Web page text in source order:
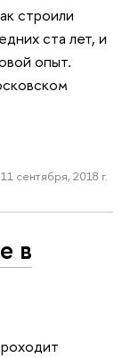
строили
ста лет, и
опыт.
11 сентября, 2018 г.
в